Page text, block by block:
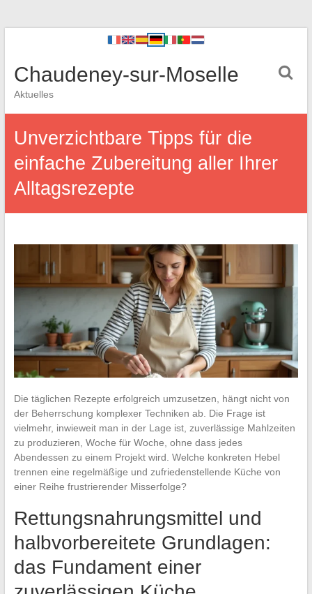
Chaudeney-sur-Moselle
Aktuelles
Unverzichtbare Tipps für die
einfache Zubereitung aller Ihrer
Alltagsrezepte
Die täglichen Rezepte erfolgreich umzusetzen, hängt nicht von
der Beherrschung komplexer Techniken ab. Die Frage ist
vielmehr, inwieweit man in der Lage ist, zuverlässige Mahlzeiten
zu produzieren, Woche für Woche, ohne dass jedes
Abendessen zu einem Projekt wird. Welche konkreten Hebel
trennen eine regelmäßige und zufriedenstellende Küche von
einer Reihe frustrierender Misserfolge?
Rettungsnahrungsmittel und
halbvorbereitete Grundlagen:
das Fundament einer